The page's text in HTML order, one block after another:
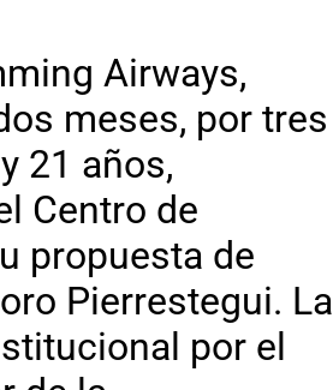
Airways,
meses, por tres
21 años,
Centro de
propuesta de
Pierrestegui. La
por el